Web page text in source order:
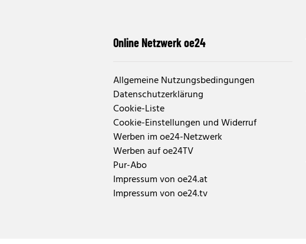
Online Netzwerk oe24
Allgemeine Nutzungsbedingungen
Datenschutzerklärung
Cookie-Liste
Cookie-Einstellungen und Widerruf
Werben im oe24-Netzwerk
Werben auf oe24TV
Pur-Abo
Impressum von oe24.at
Impressum von oe24.tv